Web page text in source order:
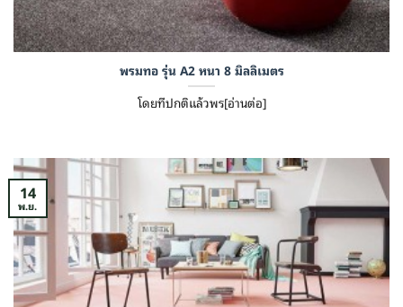
พรมทอ รุ่น A2 หนา 8 มิลลิเมตร
โดยทีปกติแล้วพร[อ่านต่อ]
14
พ.ย.